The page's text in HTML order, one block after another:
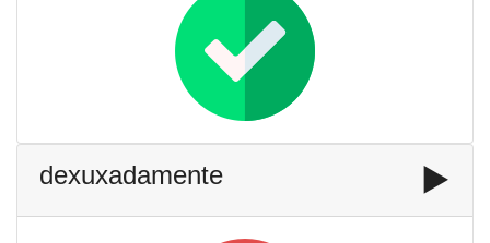
dexuxadamente ▶️